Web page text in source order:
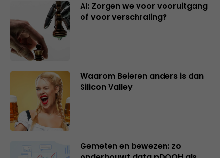
AI: Zorgen we voor vooruitgang
of voor verschraling?
Waarom Beieren anders is dan
Silicon Valley
Gemeten en bewezen: zo